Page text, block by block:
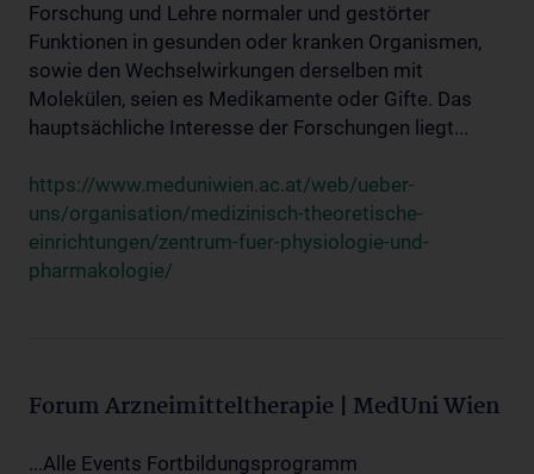
Forschung und Lehre normaler und gestörter
Funktionen in gesunden oder kranken Organismen,
sowie den Wechselwirkungen derselben mit
Molekülen, seien es Medikamente oder Gifte. Das
hauptsächliche Interesse der Forschungen liegt...
https://www.meduniwien.ac.at/web/ueber-
uns/organisation/medizinisch-theoretische-
einrichtungen/zentrum-fuer-physiologie-und-
pharmakologie/
Forum Arzneimitteltherapie | MedUni Wien
...Alle Events Fortbildungsprogramm